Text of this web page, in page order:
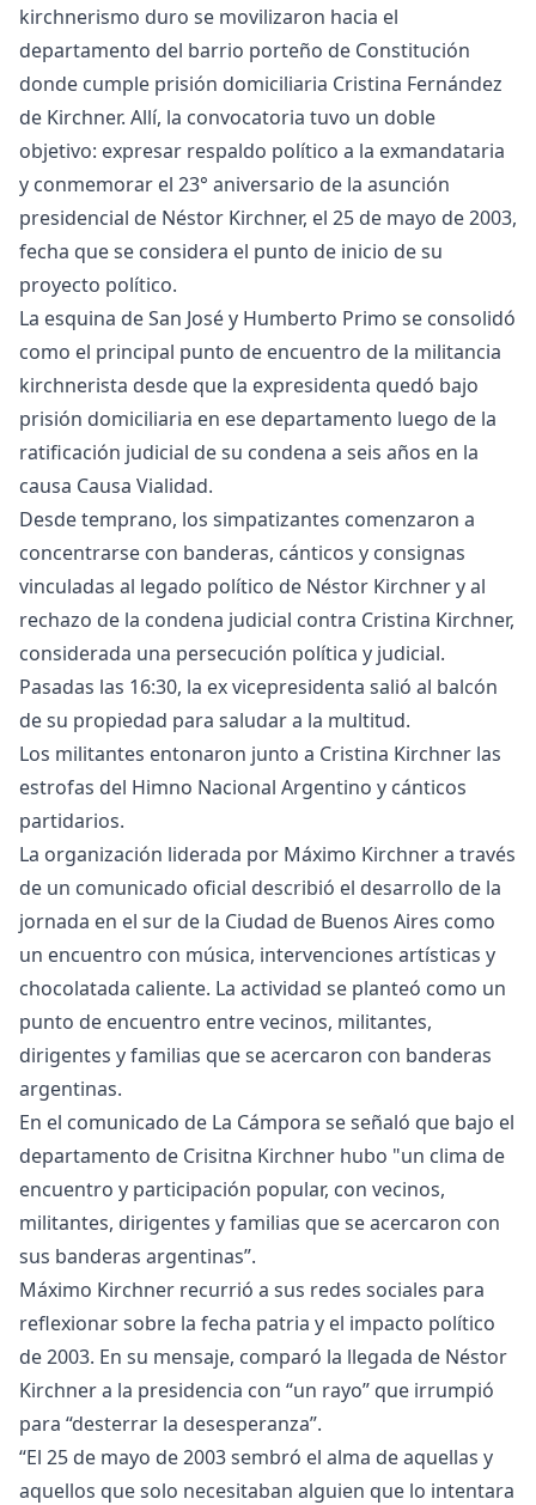
kirchnerismo duro se movilizaron hacia el
departamento del barrio porteño de Constitución
donde cumple prisión domiciliaria Cristina Fernández
de Kirchner. Allí, la convocatoria tuvo un doble
objetivo: expresar respaldo político a la exmandataria
y conmemorar el 23° aniversario de la asunción
presidencial de Néstor Kirchner, el 25 de mayo de 2003,
fecha que se considera el punto de inicio de su
proyecto político.
La esquina de San José y Humberto Primo se consolidó
como el principal punto de encuentro de la militancia
kirchnerista desde que la expresidenta quedó bajo
prisión domiciliaria en ese departamento luego de la
ratificación judicial de su condena a seis años en la
causa Causa Vialidad.
Desde temprano, los simpatizantes comenzaron a
concentrarse con banderas, cánticos y consignas
vinculadas al legado político de Néstor Kirchner y al
rechazo de la condena judicial contra Cristina Kirchner,
considerada una persecución política y judicial.
Pasadas las 16:30, la ex vicepresidenta salió al balcón
de su propiedad para saludar a la multitud.
Los militantes entonaron junto a Cristina Kirchner las
estrofas del Himno Nacional Argentino y cánticos
partidarios.
La organización liderada por Máximo Kirchner a través
de un comunicado oficial describió el desarrollo de la
jornada en el sur de la Ciudad de Buenos Aires como
un encuentro con música, intervenciones artísticas y
chocolatada caliente. La actividad se planteó como un
punto de encuentro entre vecinos, militantes,
dirigentes y familias que se acercaron con banderas
argentinas.
En el comunicado de La Cámpora se señaló que bajo el
departamento de Crisitna Kirchner hubo "un clima de
encuentro y participación popular, con vecinos,
militantes, dirigentes y familias que se acercaron con
sus banderas argentinas”.
Máximo Kirchner recurrió a sus redes sociales para
reflexionar sobre la fecha patria y el impacto político
de 2003. En su mensaje, comparó la llegada de Néstor
Kirchner a la presidencia con “un rayo” que irrumpió
para “desterrar la desesperanza”.
“El 25 de mayo de 2003 sembró el alma de aquellas y
aquellos que solo necesitaban alguien que lo intentara